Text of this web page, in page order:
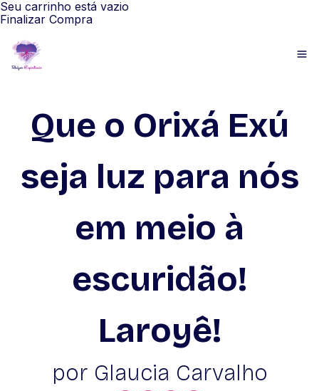
Seu carrinho está vazio
Finalizar Compra
Que o Orixá Exú
seja luz para nós
em meio à
escuridão!
Laroyê!
por Glaucia Carvalho